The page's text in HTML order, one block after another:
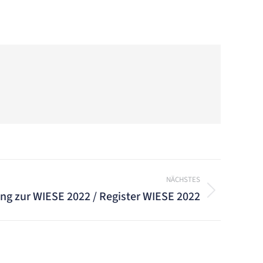
NÄCHSTES
zur WIESE 2022 / Register WIESE 2022